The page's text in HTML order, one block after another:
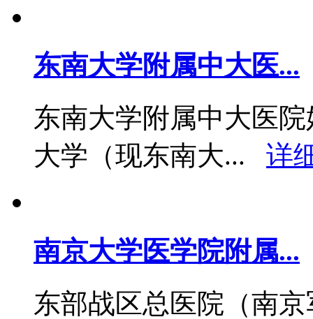
东南大学附属中大医...
东南大学附属中大医
大学（现东南大... 详
南京大学医学院附属...
东部战区总医院（南